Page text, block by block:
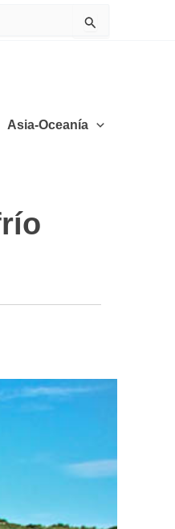
Asia-Oceanía